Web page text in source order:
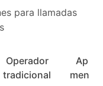
para llamadas
Operador
tradicional
Apps